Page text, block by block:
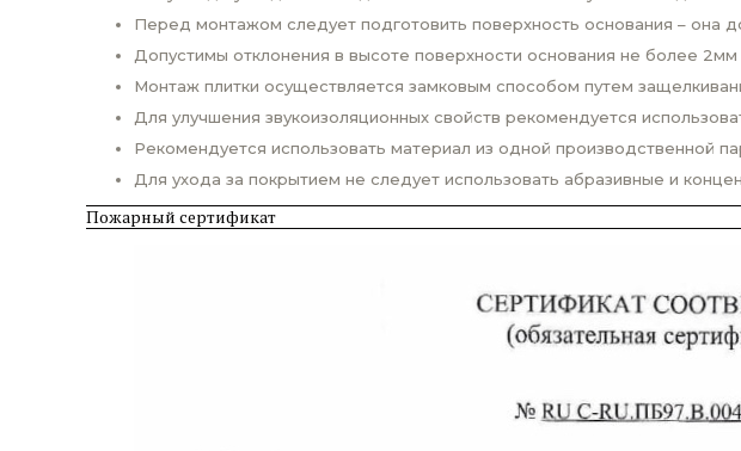
Перед монтажом следует подготовить поверхность основания – она
Допустимы отклонения в высоте поверхности основания не более
Монтаж плитки осуществляется замковым способом путем
Для улучшения звукоизоляционных свойств рекомендуется
Рекомендуется использовать материал из одной производственной
Для ухода за покрытием не следует использовать абразивные и
Пожарный сертификат